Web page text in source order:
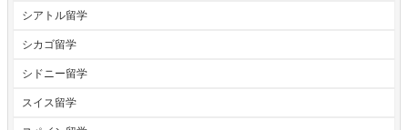
シアトル留学
シカゴ留学
シドニー留学
スイス留学